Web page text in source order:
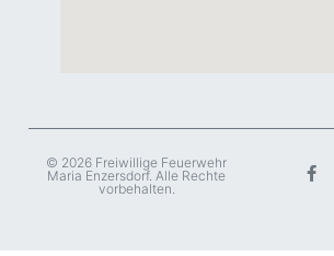
© 2026 Freiwillige Feuerwehr
Maria Enzersdorf. Alle Rechte
vorbehalten.